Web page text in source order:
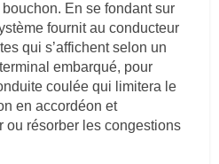
En se fondant sur
fournit au conducteur
qui s’affichent selon un
embarqué, pour
coulée qui limitera le
en accordéon et
ou résorber les congestions